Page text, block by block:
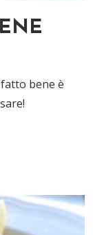
bene è